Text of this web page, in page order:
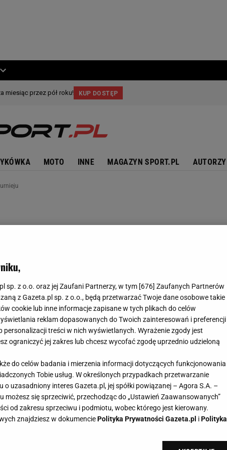
MOTO INNE MAGAZYN SPORT.PL AUTORZY
sp. z o.o. oraz jej Zaufani Partnerzy, w tym [676] Zaufanych Partnerów
z Gazeta.pl sp. z o.o., będą przetwarzać Twoje dane osobowe takie
cookie lub inne informacje zapisane w tych plikach do celów
reklam dopasowanych do Twoich zainteresowań i preferencji
treści w nich wyświetlanych. Wyrażenie zgody jest
ograniczyć jej zakres lub chcesz wycofać zgodę uprzednio udzieloną
do celów badania i mierzenia informacji dotyczących funkcjonowania
Tobie usług. W określonych przypadkach przetwarzanie
uzasadniony interes Gazeta.pl, jej spółki powiązanej – Agora S.A. –
się sprzeciwić, przechodząc do „Ustawień Zaawansowanych”
od zakresu sprzeciwu i podmiotu, wobec którego jest kierowany.
znajdziesz w dokumenciePolityka Prywatności Gazeta.pl iPolityka